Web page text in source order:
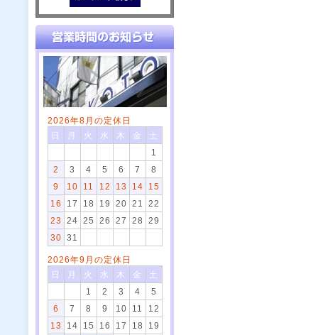
2026年8月の定休日
日
月 火 水 木 金
土
1
2
3 4 5 6 7
8
9
10 11 12 13 14
15
16
17 18 19 20 21
22
23
24 25 26 27 28
29
30
31
2026年9月の定休日
日
月 火 水 木 金
土
1
2 3 4
5
6
7 8 9 10 11
12
13
14 15 16 17 18
19